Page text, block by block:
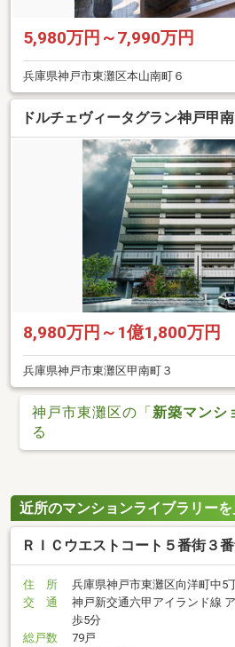
5,980万円～7,990万円
兵庫県神戸市東灘区本山南町６
ドルチェヴィータグラン神戸甲
8,980万円～1億1,800万円
兵庫県神戸市東灘区甲南町３
神戸市東灘区の「新築マンシ
る
近所のマンションライブラリーを
ＲＩＣウエストコート５番街３
住 所
兵庫県神戸市東灘区向洋町中5
交 通
神戸新交通六甲アイランド線
歩5分
総戸数
79戸